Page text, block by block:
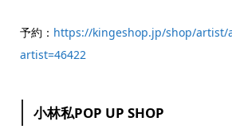
予約： https://kingeshop.jp/shop/artist/
artist=46422
小林私POP UP SHOP